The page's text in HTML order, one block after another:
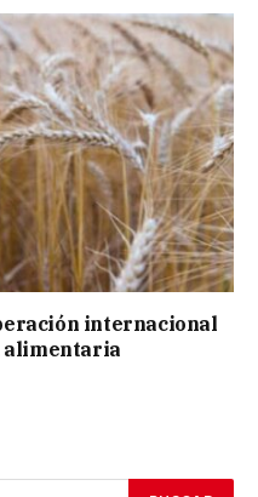
internacional
alimentaria